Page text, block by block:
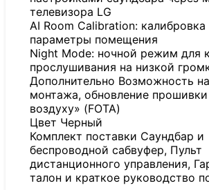
телевизора LG
AI Room Calibration: калибровка
параметры помещения
Night Mode: ночной режим для
прослушивания на низкой
Дополнительно Возможность
монтажа, обновление
воздуху» (FOTA)
Цвет Черный
Комплект поставки Саундбар и
беспроводной сабвуфер, Пульт
дистанционного управления,
талон и краткое руководство